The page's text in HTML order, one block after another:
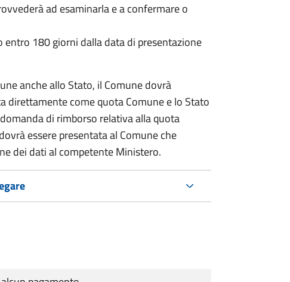
ad esaminarla e a confermare o
180 giorni dalla data di presentazione
anche allo Stato, il Comune dovrà
direttamente come quota Comune e lo Stato
di rimborso relativa alla quota
essere presentata al Comune che
dei dati al competente Ministero.